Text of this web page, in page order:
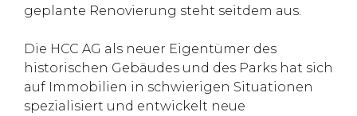
geplante Renovierung steht seitdem aus.
Die HCC AG als neuer Eigentümer des
historischen Gebäudes und des Parks hat sich
auf Immobilien in schwierigen Situationen
spezialisiert und entwickelt neue